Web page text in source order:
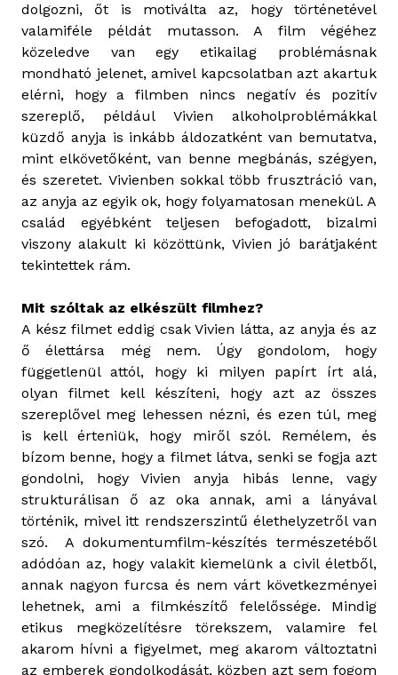
dolgozni, őt is motiválta az, hogy történetével
valamiféle példát mutasson. A film végéhez
közeledve van egy etikailag problémásnak
mondható jelenet, amivel kapcsolatban azt akartuk
elérni, hogy a filmben nincs negatív és pozitív
szereplő, például Vivien alkoholproblémákkal
küzdő anyja is inkább áldozatként van bemutatva,
mint elkövetőként, van benne megbánás, szégyen,
és szeretet. Vivienben sokkal több frusztráció van,
az anyja az egyik ok, hogy folyamatosan menekül. A
család egyébként teljesen befogadott, bizalmi
viszony alakult ki közöttünk, Vivien jó barátjaként
tekintettek rám.
Mit szóltak az elkészült filmhez?
A kész filmet eddig csak Vivien látta, az anyja és az
ő élettársa még nem. Úgy gondolom, hogy
függetlenül attól, hogy ki milyen papírt írt alá,
olyan filmet kell készíteni, hogy azt az összes
szereplővel meg lehessen nézni, és ezen túl, meg
is kell érteniük, hogy miről szól. Remélem, és
bízom benne, hogy a filmet látva, senki se fogja azt
gondolni, hogy Vivien anyja hibás lenne, vagy
strukturálisan ő az oka annak, ami a lányával
történik, mivel itt rendszerszintű élethelyzetről van
szó. A dokumentumfilm-készítés természetéből
adódóan az, hogy valakit kiemelünk a civil életből,
annak nagyon furcsa és nem várt következményei
lehetnek, ami a filmkészítő felelőssége. Mindig
etikus megközelítésre törekszem, valamire fel
akarom hívni a figyelmet, meg akarom változtatni
az emberek gondolkodását, közben azt sem fogom